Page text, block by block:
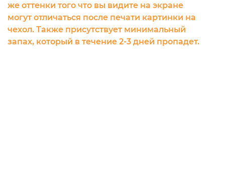
же оттенки того что вы видите на экране
могут отличаться после печати картинки на
чехол. Также присутствует минимальный
запах, который в течение 2-3 дней пропадет.